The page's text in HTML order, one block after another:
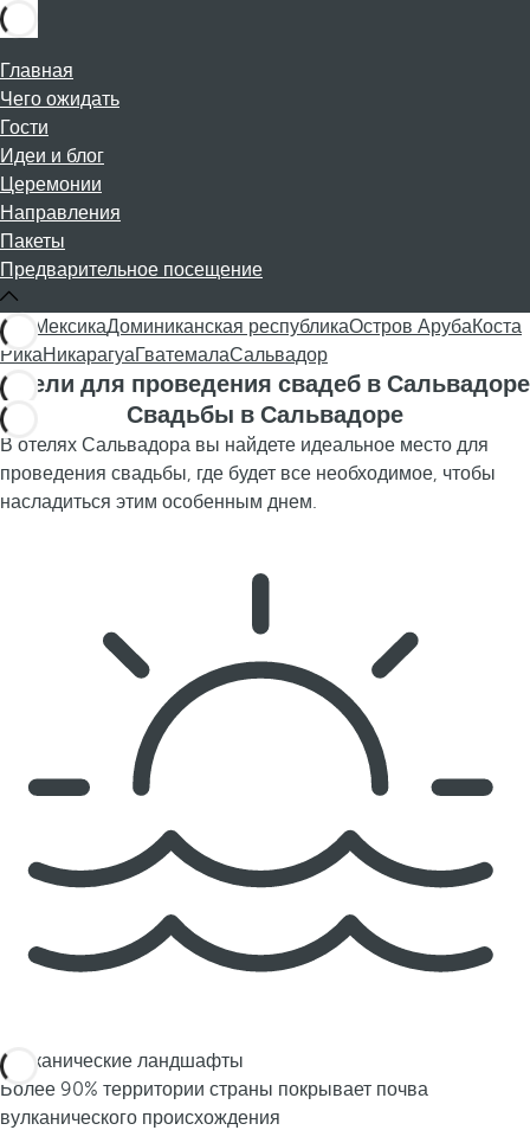
Главная
Чего ожидать
Гости
Идеи и блог
Церемонии
Направления
Пакеты
Предварительное посещение
Все МексикаДоминиканская республикаОстров АрубаКоста
РикаНикарагуаГватемалаСальвадор
Отели для проведения свадеб в Сальвадоре
Свадьбы в Сальвадоре
В отелях Сальвадора вы найдете идеальное место для
проведения свадьбы, где будет все необходимое, чтобы
насладиться этим особенным днем.
Вулканические ландшафты
Более 90% территории страны покрывает почва
вулканического происхождения